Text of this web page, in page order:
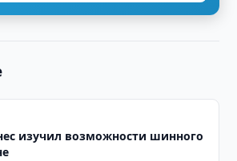
изучил возможности шинного